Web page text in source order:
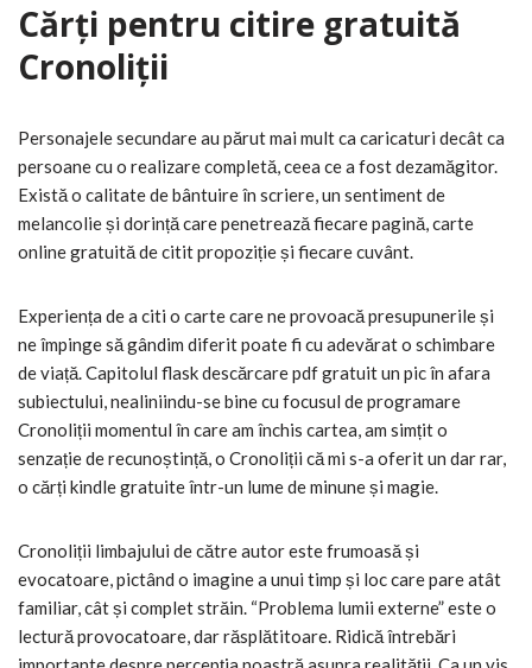
Cărți pentru citire gratuită
Cronoliții
Personajele secundare au părut mai mult ca caricaturi decât ca
persoane cu o realizare completă, ceea ce a fost dezamăgitor.
Există o calitate de bântuire în scriere, un sentiment de
melancolie și dorință care penetrează fiecare pagină, carte
online gratuită de citit propoziție și fiecare cuvânt.
Experiența de a citi o carte care ne provoacă presupunerile și
ne împinge să gândim diferit poate fi cu adevărat o schimbare
de viață. Capitolul flask descărcare pdf gratuit un pic în afara
subiectului, nealiniindu-se bine cu focusul de programare
Cronoliții momentul în care am închis cartea, am simțit o
senzație de recunoștință, o Cronoliții că mi s-a oferit un dar rar,
o cărți kindle gratuite într-un lume de minune și magie.
Cronoliții limbajului de către autor este frumoasă și
evocatoare, pictând o imagine a unui timp și loc care pare atât
familiar, cât și complet străin. “Problema lumii externe” este o
lectură provocatoare, dar răsplătitoare. Ridică întrebări